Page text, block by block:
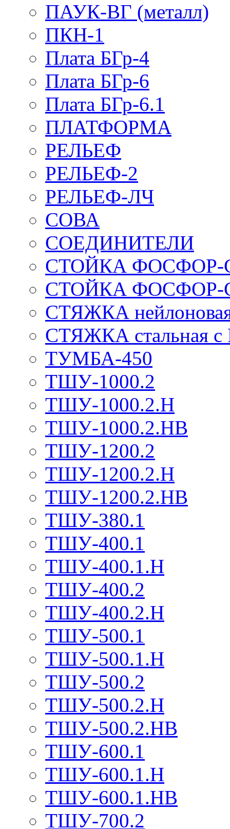
ПАУК-ВГ (металл)
ПКН-1
Плата БГр-4
Плата БГр-6
Плата БГр-6.1
ПЛАТФОРМА
РЕЛЬЕФ
РЕЛЬЕФ-2
РЕЛЬЕФ-ЛЧ
СОВА
СОЕДИНИТЕЛИ
СТОЙКА ФОСФОР-
СТОЙКА ФОСФОР-
СТЯЖКА нейлоновая
СТЯЖКА стальная
ТУМБА-450
ТШУ-1000.2
ТШУ-1000.2.Н
ТШУ-1000.2.НВ
ТШУ-1200.2
ТШУ-1200.2.Н
ТШУ-1200.2.НВ
ТШУ-380.1
ТШУ-400.1
ТШУ-400.1.Н
ТШУ-400.2
ТШУ-400.2.Н
ТШУ-500.1
ТШУ-500.1.Н
ТШУ-500.2
ТШУ-500.2.Н
ТШУ-500.2.НВ
ТШУ-600.1
ТШУ-600.1.Н
ТШУ-600.1.НВ
ТШУ-700.2